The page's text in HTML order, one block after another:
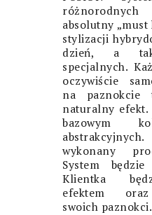
absolutny „must
stylizacji
dzień, a
specjalnych.
oczywiście
na paznokcie
naturalny efekt.
bazowym
wykonany
System
Klientka
efektem oraz
swoich paznokci.